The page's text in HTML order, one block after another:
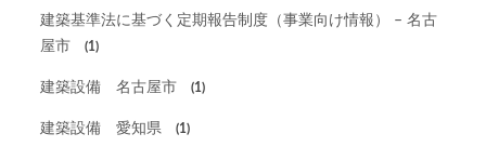
建築基準法に基づく定期報告制度（事業向け情報） – 名古
屋市
(1)
建築設備 名古屋市 (1)
建築設備 愛知県 (1)